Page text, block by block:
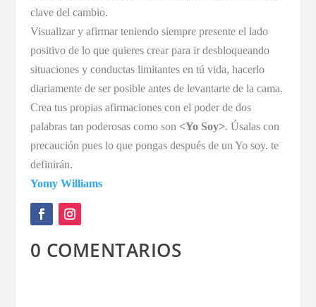
clave del cambio.
Visualizar y afirmar teniendo siempre presente el lado
positivo de lo que quieres crear para ir desbloqueando
situaciones y conductas limitantes en tú vida, hacerlo
diariamente de ser posible antes de levantarte de la cama.
Crea tus propias afirmaciones con el poder de dos
palabras tan poderosas como son <Yo Soy>. Úsalas con
precaución pues lo que pongas después de un Yo soy. te
definirán.
Yomy Williams
0 COMENTARIOS